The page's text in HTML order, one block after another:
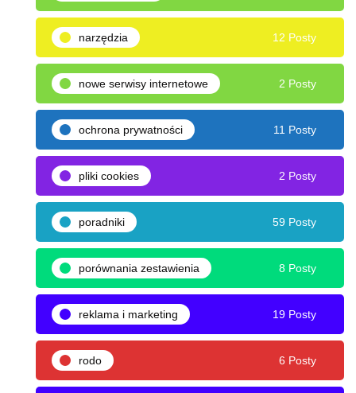
narzędzia 12 Posty
nowe serwisy internetowe 2 Posty
ochrona prywatności 11 Posty
pliki cookies 2 Posty
poradniki 59 Posty
porównania zestawienia 8 Posty
reklama i marketing 19 Posty
rodo 6 Posty